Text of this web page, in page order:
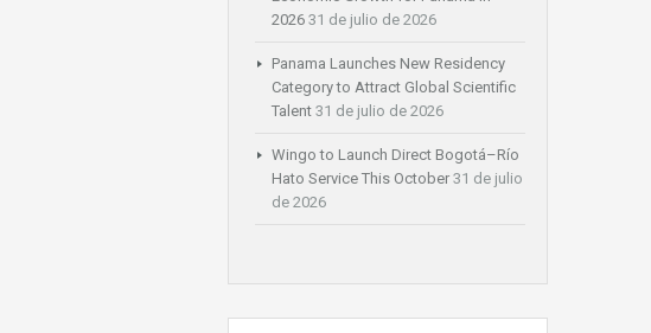
2026 31 de julio de 2026
Panama Launches New Residency
Category to Attract Global Scientific
Talent 31 de julio de 2026
Wingo to Launch Direct Bogotá–Río
Hato Service This October 31 de julio
de 2026